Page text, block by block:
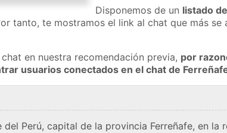
Disponemos de un listado
tanto, te mostramos el link al chat que más se
en nuestra recomendación previa, por
usuarios conectados en el chat de
Perú, capital de la provincia Ferreñafe, en la